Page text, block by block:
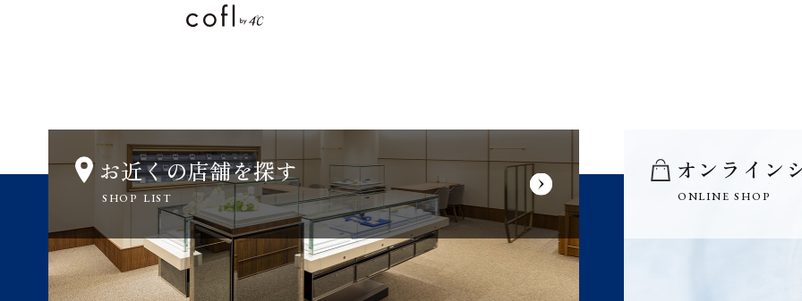
お近くの店舗を探す
SHOP LIST
オンライン
ONLINE SHOP